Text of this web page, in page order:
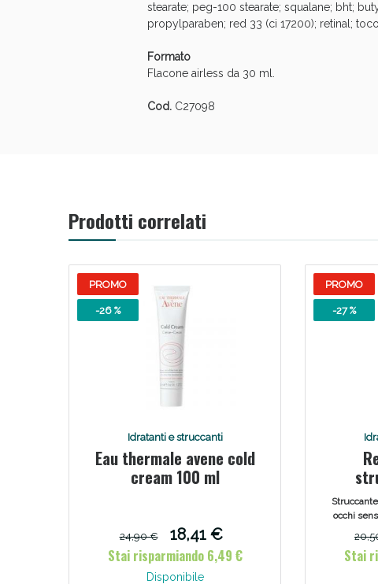
stearate; peg-100 stearate; squalane; bht;
propylparaben; red 33 (ci 17200); retinal;
Formato
Flacone airless da 30 ml.
Cod. C27098
Prodotti correlati
PROMO
-26 %
Idratanti e struccanti
Eau thermale avene cold
cream 100 ml
24,90 €
18,41 €
Stai risparmiando 6,49 €
Disponibile
PROMO
-27 %
occhi
Stai
Vie